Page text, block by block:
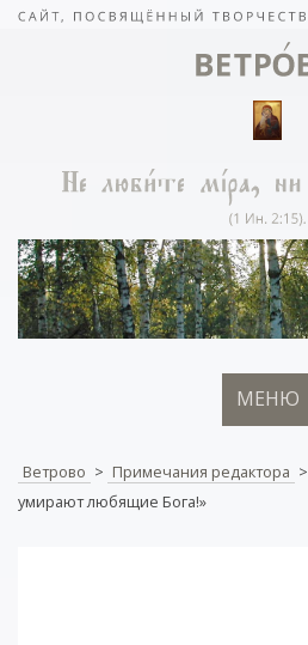
МЕНЮ
Ветрово > Примечания редактора >
умирают любящие Бога!»